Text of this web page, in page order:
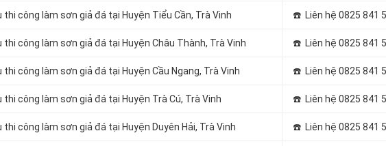
thi công làm sơn giả đá tại Huyện Tiểu Cần, Trà Vinh ☎️ Liên hệ 0825 841
thi công làm sơn giả đá tại Huyện Châu Thành, Trà Vinh ☎️ Liên hệ 0825 841
công làm sơn giả đá tại Huyện Cầu Ngang, Trà Vinh ☎️ Liên hệ 0825 841
thi công làm sơn giả đá tại Huyện Trà Cú, Trà Vinh ☎️ Liên hệ 0825 841
công làm sơn giả đá tại Huyện Duyên Hải, Trà Vinh ☎️ Liên hệ 0825 841